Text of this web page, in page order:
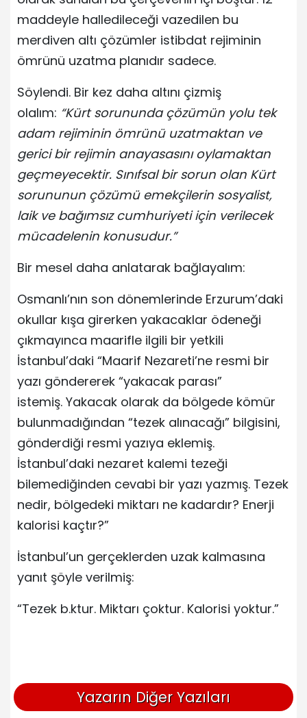
maddeyle halledileceği vazedilen bu
merdiven altı çözümler istibdat rejiminin
ömrünü uzatma planıdır sadece.
Söylendi. Bir kez daha altını çizmiş
olalım: “Kürt sorununda çözümün yolu tek
adam rejiminin ömrünü uzatmaktan ve
gerici bir rejimin anayasasını oylamaktan
geçmeyecektir. Sınıfsal bir sorun olan Kürt
sorununun çözümü emekçilerin sosyalist,
laik ve bağımsız cumhuriyeti için verilecek
mücadelenin konusudur.”
Bir mesel daha anlatarak bağlayalım:
Osmanlı’nın son dönemlerinde Erzurum’daki
okullar kışa girerken yakacaklar ödeneği
çıkmayınca maarifle ilgili bir yetkili
İstanbul’daki “Maarif Nezareti’ne resmi bir
yazı göndererek “yakacak parası”
istemiş. Yakacak olarak da bölgede kömür
bulunmadığından “tezek alınacağı” bilgisini,
gönderdiği resmi yazıya eklemiş.
İstanbul’daki nezaret kalemi tezeği
bilemediğinden cevabi bir yazı yazmış. Tezek
nedir, bölgedeki miktarı ne kadardır? Enerji
kalorisi kaçtır?”
İstanbul’un gerçeklerden uzak kalmasına
yanıt şöyle verilmiş:
“Tezek b.ktur. Miktarı çoktur. Kalorisi yoktur.”
Yazarın Diğer Yazıları